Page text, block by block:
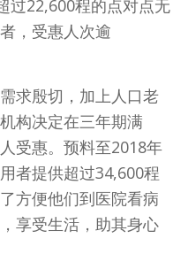
过22,600程的点对点无
，受惠人次逾
求殷切，加上人口老
构决定在三年期满
受惠。预料至2018年
者提供超过34,600程
方便他们到医院看病
享受生活，助其身心